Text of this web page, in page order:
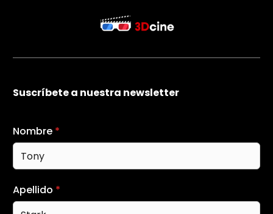
Suscríbete a nuestra newsletter
Nombre *
Apellido *